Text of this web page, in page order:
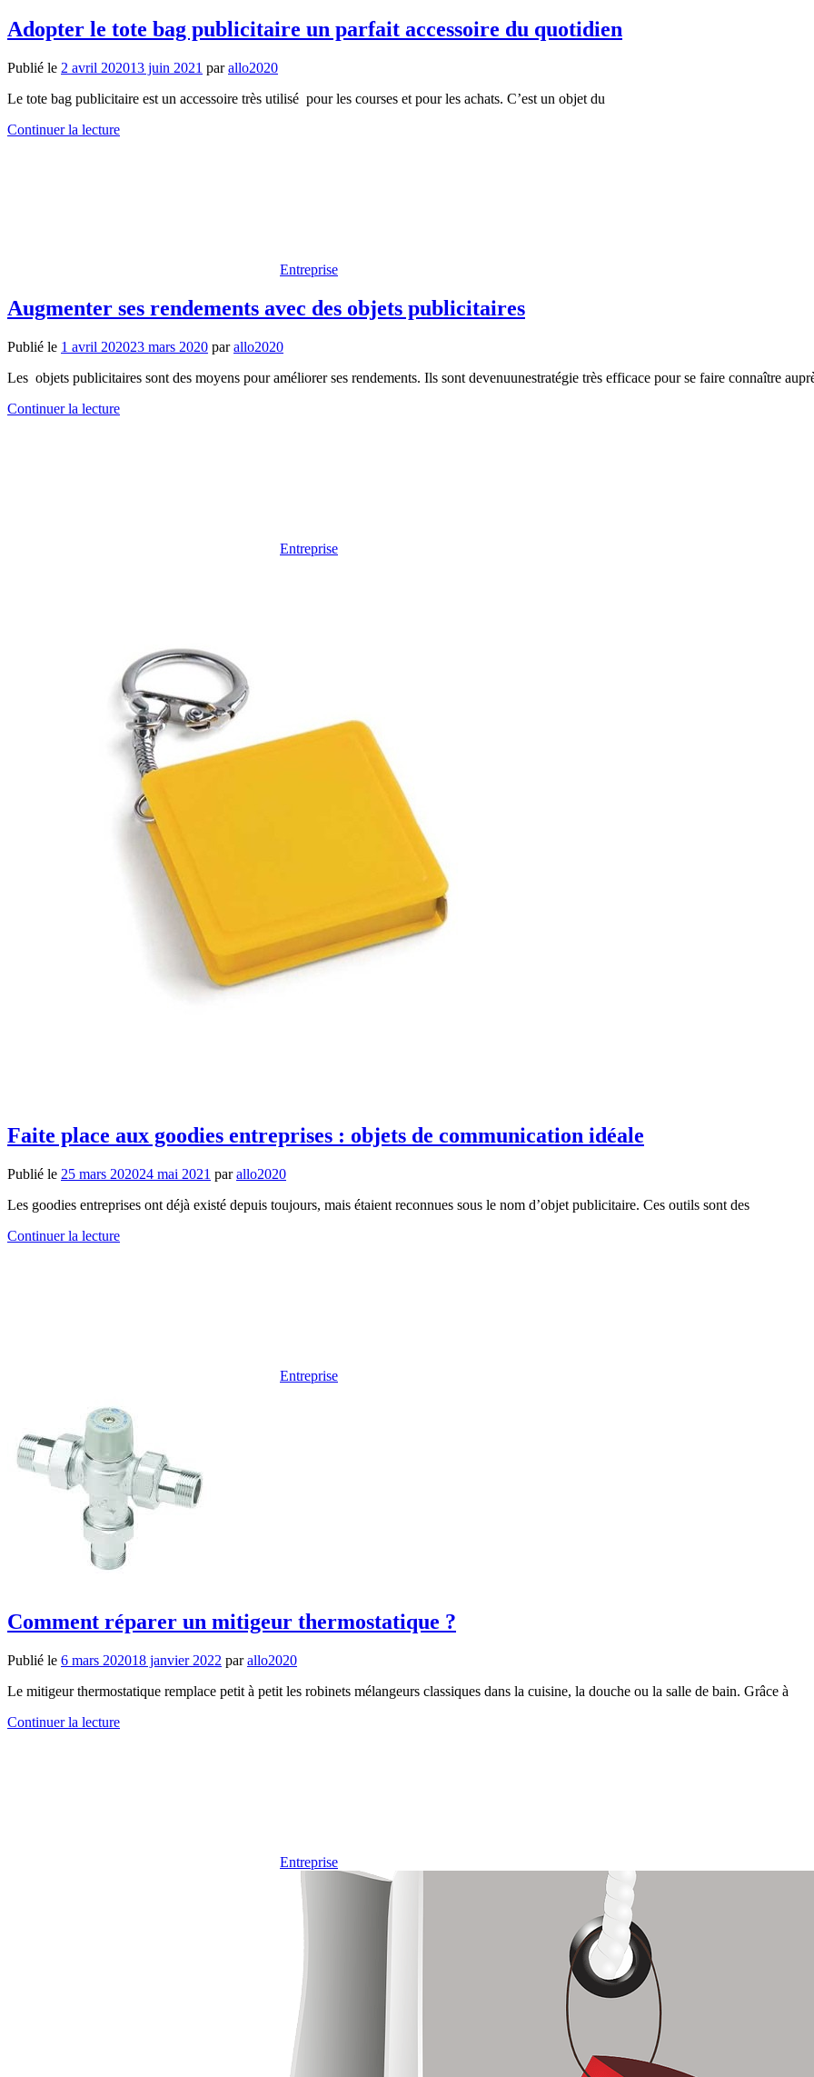
Adopter le tote bag publicitaire un parfait accessoire du quotidien
Publié le 2 avril 202013 juin 2021 parallo2020
Le tote bag publicitaire est un accessoire très utilisé pour les courses et pour les achats. C’est un objet du
Continuer la lecture
Entreprise
Augmenter ses rendements avec des objets publicitaires
Publié le 1 avril 202023 mars 2020 parallo2020
Les objets publicitaires sont des moyens pour améliorer ses rendements. Ils sont devenuunestratégie très efficace pour se faire connaître
Continuer la lecture
Entreprise
Faite place aux goodies entreprises : objets de communication idéale
Publié le 25 mars 202024 mai 2021 parallo2020
Les goodies entreprises ont déjà existé depuis toujours, mais étaient reconnues sous le nom d’objet publicitaire. Ces outils sont des
Continuer la lecture
Entreprise
Comment réparer un mitigeur thermostatique ?
Publié le 6 mars 202018 janvier 2022 parallo2020
Le mitigeur thermostatique remplace petit à petit les robinets mélangeurs classiques dans la cuisine, la douche ou la salle de bain. Grâce à
Continuer la lecture
Entreprise